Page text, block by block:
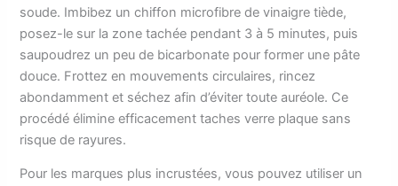
soude. Imbibez un chiffon microfibre de vinaigre tiède,
posez-le sur la zone tachée pendant 3 à 5 minutes, puis
saupoudrez un peu de bicarbonate pour former une pâte
douce. Frottez en mouvements circulaires, rincez
abondamment et séchez afin d’éviter toute auréole. Ce
procédé élimine efficacement taches verre plaque sans
risque de rayures.
Pour les marques plus incrustées, vous pouvez utiliser un